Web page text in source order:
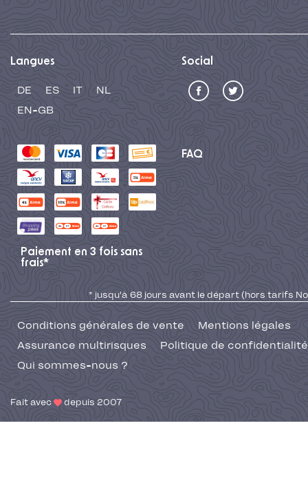
Langues
DE ES IT
NL
EN-GB
Social
FAQ
Paiement en 3 fois sans
frais*
* jusqu'à 68 jours avant le départ (hors tarifs No
Conditions générales de vente
Mentions légales
Assurance multirisques
Politique de confidentialité
Qui sommes-nous ?
Fait avec depuis 2007